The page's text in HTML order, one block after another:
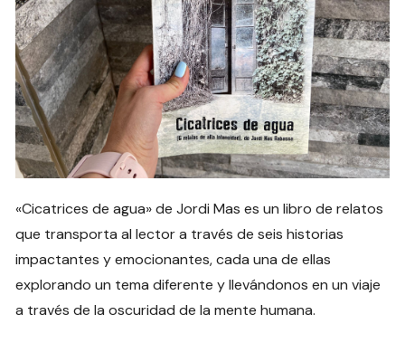
«Cicatrices de agua» de Jordi Mas es un libro de relatos
que transporta al lector a través de seis historias
impactantes y emocionantes, cada una de ellas
explorando un tema diferente y llevándonos en un viaje
a través de la oscuridad de la mente humana.